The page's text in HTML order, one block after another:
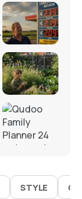
STYLE